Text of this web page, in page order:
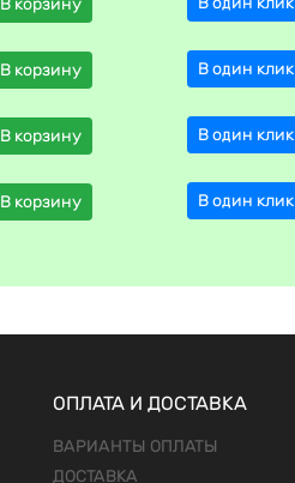
В корзину В один клик
В корзину В один клик
В корзину В один клик
ОПЛАТА И ДОСТАВКА
ВАРИАНТЫ ОПЛАТЫ
ДОСТАВКА